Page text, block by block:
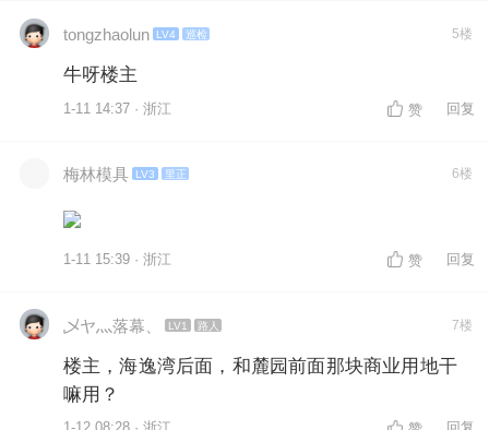
tongzhaolun LV4 巡检 5楼
牛呀楼主
1-11 14:37 · 浙江 赞 回复
梅林模具 LV3 里正 6楼
1-11 15:39 · 浙江 赞 回复
乄ヤ灬落幕、 LV1 路人 7楼
楼主，海逸湾后面，和麓园前面那块商业用地干
嘛用？